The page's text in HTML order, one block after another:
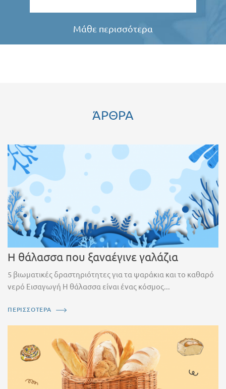
Μάθε περισσότερα
ΆΡΘΡΑ
Η θάλασσα που ξαναέγινε γαλάζια
5 βιωματικές δραστηριότητες για τα ψαράκια και το καθαρό
νερό Εισαγωγή Η θάλασσα είναι ένας κόσμος...
ΠΕΡΙΣΣΟΤΕΡΑ